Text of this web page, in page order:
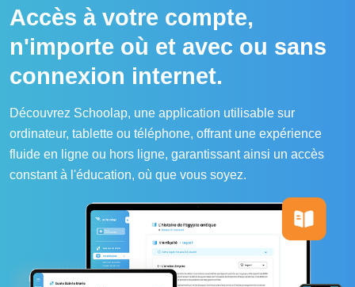
Accès à votre compte,
n'importe où et avec ou sans
connexion internet.
Découvrez Schoolap, une application utilisable sur
ordinateur, tablette ou téléphone, offrant une expérience
fluide en ligne ou hors ligne, garantissant ainsi un accès
constant à l'éducation, où que vous soyez.